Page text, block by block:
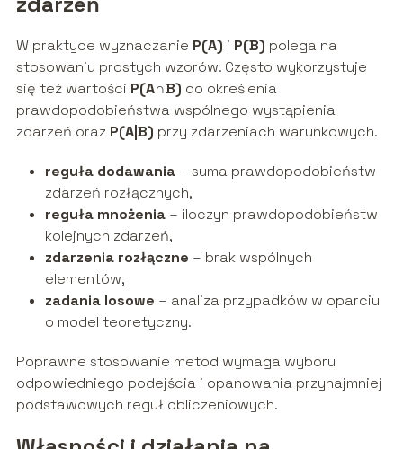
W praktyce wyznaczanie P(A) i P(B) polega na
stosowaniu prostych wzorów. Często wykorzystuje
się też wartości P(A∩B) do określenia
prawdopodobieństwa wspólnego wystąpienia
zdarzeń oraz P(A|B) przy zdarzeniach warunkowych.
reguła dodawania– suma prawdopodobieństw
zdarzeń rozłącznych,
reguła mnożenia– iloczyn prawdopodobieństw
kolejnych zdarzeń,
zdarzenia rozłączne – brak wspólnych
elementów,
zadania losowe – analiza przypadków w oparciu
o model teoretyczny.
Poprawne stosowanie metod wymaga wyboru
odpowiedniego podejścia i opanowania przynajmniej
podstawowych reguł obliczeniowych.